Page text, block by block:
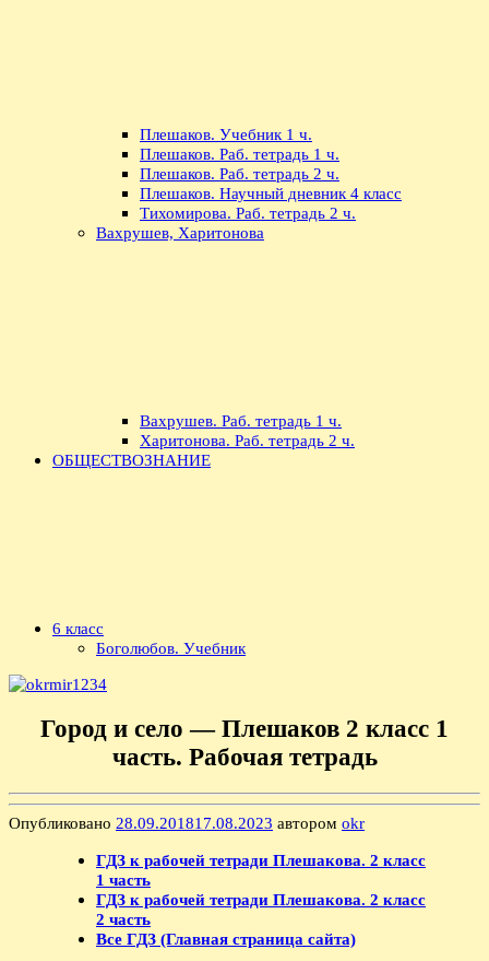
Плешаков. Учебник 1 ч.
Плешаков. Раб. тетрадь 1 ч.
Плешаков. Раб. тетрадь 2 ч.
Плешаков. Научный дневник 4 класс
Тихомирова. Раб. тетрадь 2 ч.
Вахрушев, Харитонова
Вахрушев. Раб. тетрадь 1 ч.
Харитонова. Раб. тетрадь 2 ч.
ОБЩЕСТВОЗНАНИЕ
6 класс
Боголюбов. Учебник
Город и село — Плешаков 2 класс 1
часть. Рабочая тетрадь
Опубликовано 28.09.201817.08.2023 автором okr
ГДЗ к рабочей тетради Плешакова. 2 класс
1 часть
ГДЗ к рабочей тетради Плешакова. 2 класс
2 часть
Все ГДЗ (Главная страница сайта)